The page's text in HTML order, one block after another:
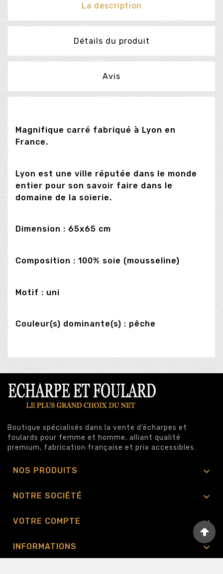
La description
Détails du produit
Avis
Magnifique carré fabriqué à Lyon en
France.
Lyon est une ville réputée dans le monde
entier pour son savoir faire dans le
domaine de la soierie.
Dimension : 65x65 cm
Composition : 100% soie (mousseline)
Motif : uni
Couleur(s) dominante(s) : pêche
Boutique spécialisés dans la vente d’écharpes et
foulards pour femme et homme, alliant qualité
premium, fabrication française et prix accessibles.
NOS PRODUITS 
NOTRE SOCIÉTÉ 
VOTRE COMPTE 
INFORMATIONS 